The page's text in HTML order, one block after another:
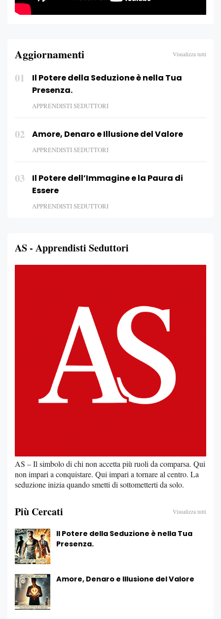
Aggiornamenti Visualizza tutti
01
Il Potere della Seduzione è nella Tua
Presenza.
APPRENDISTI SEDUTTORI
02 Amore, Denaro e Illusione del Valore
APPRENDISTI SEDUTTORI
03
Il Potere dell’Immagine e la Paura di
Essere
APPRENDISTI SEDUTTORI
AS - Apprendisti Seduttori
AS – Il simbolo di chi non accetta più ruoli da comparsa. Qui
non impari a conquistare. Qui impari a tornare al centro. La
seduzione inizia quando smetti di sottometterti da solo.
Più Cercati Visualizza tutti
Il Potere della Seduzione è nella Tua
Presenza.
Amore, Denaro e Illusione del Valore